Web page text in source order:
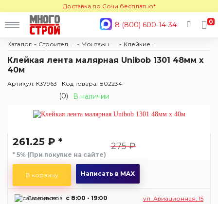
Доставка по Сочи бесплатно*
8 (800) 600-14-34 0
Каталог
Клейкая лента малярная Unibob 1301 48мм х
40м
Артикул: К37963 Код товара: Б02234
(0) В наличии
261.25 ₽ *
* 5% (При покупке на сайте)
275 ₽
В корзину Написать в MAX
Самовывоз c 8:00 - 19:00 ул. Авиационная, 15